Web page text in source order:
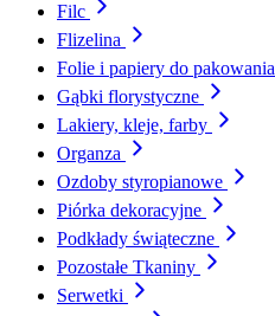
Filc
Flizelina
Folie i papiery do pakowania
Gąbki florystyczne
Lakiery, kleje, farby
Organza
Ozdoby styropianowe
Piórka dekoracyjne
Podkłady świąteczne
Pozostałe Tkaniny
Serwetki